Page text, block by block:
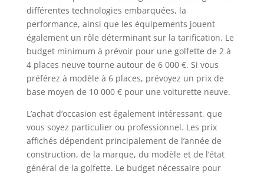
différentes technologies embarquées, la
performance, ainsi que les équipements jouent
également un rôle déterminant sur la tarification. Le
budget minimum à prévoir pour une golfette de 2 à
4 places neuve tourne autour de 6 000 €. Si vous
préférez à modèle à 6 places, prévoyez un prix de
base moyen de 10 000 € pour une voiturette neuve.
L’achat d’occasion est également intéressant, que
vous soyez particulier ou professionnel. Les prix
affichés dépendent principalement de l’année de
construction, de la marque, du modèle et de l’état
général de la golfette. Le budget nécessaire pour